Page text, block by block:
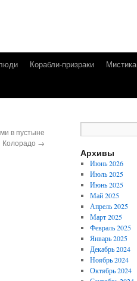
Корабли-призраки Мистика
в пустыне
Колорадо →
Архивы
Июнь 2026
Июль 2025
Июнь 2025
Май 2025
Апрель 2025
Март 2025
Февраль 2025
Январь 2025
Декабрь 2024
Ноябрь 2024
Октябрь 2024